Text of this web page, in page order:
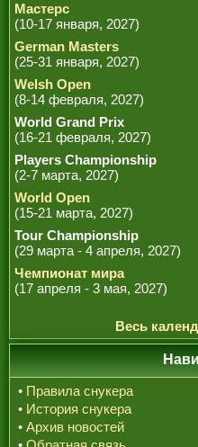
Мастерс
(10-17 января, 2027)
German Masters
(25-31 января, 2027)
Welsh Open
(8-14 февраля, 2027)
World Grand Prix
(16-21 февраля, 2027)
Players Championship
(2-7 марта, 2027)
World Open
(15-21 марта, 2027)
Tour Championship
(29 марта - 4 апреля, 2027)
Чемпионат мира
(17 апреля - 3 мая, 2027)
Весь
• Правила снукера
• История снукера
• Архив новостей